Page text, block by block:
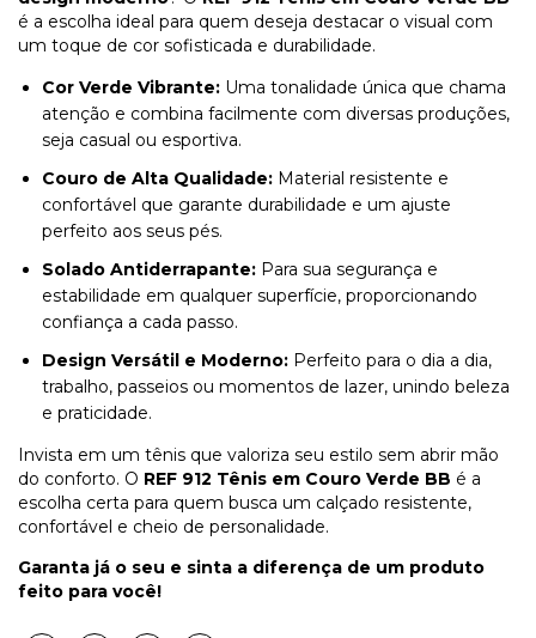
é a escolha ideal para quem deseja destacar o visual com
um toque de cor sofisticada e durabilidade.
Cor Verde Vibrante: Uma tonalidade única que chama
atenção e combina facilmente com diversas produções,
seja casual ou esportiva.
Couro de Alta Qualidade: Material resistente e
confortável que garante durabilidade e um ajuste
perfeito aos seus pés.
Solado Antiderrapante: Para sua segurança e
estabilidade em qualquer superfície, proporcionando
confiança a cada passo.
Design Versátil e Moderno: Perfeito para o dia a dia,
trabalho, passeios ou momentos de lazer, unindo beleza
e praticidade.
Invista em um tênis que valoriza seu estilo sem abrir mão
do conforto. O REF 912 Tênis em Couro Verde BB é a
escolha certa para quem busca um calçado resistente,
confortável e cheio de personalidade.
Garanta já o seu e sinta a diferença de um produto
feito para você!